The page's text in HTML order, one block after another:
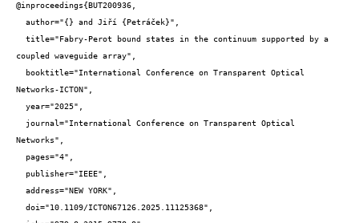
@inproceedings{BUT200936,
coupled waveguide array",
Networks-ICTON",
Networks",